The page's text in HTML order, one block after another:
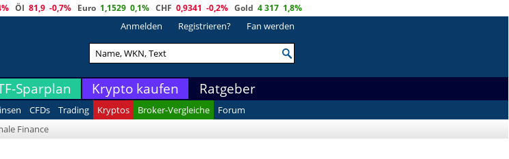
Öl 81,9 -0,7% Euro 1,1529 0,1% CHF 0,9341 -0,2% Gold 4 317 1,8%
Anmelden Registrieren? Fan werden
Sparplan Krypto kaufen Ratgeber
CFDs Trading Kryptos Broker-Vergleiche
Forum
Finance